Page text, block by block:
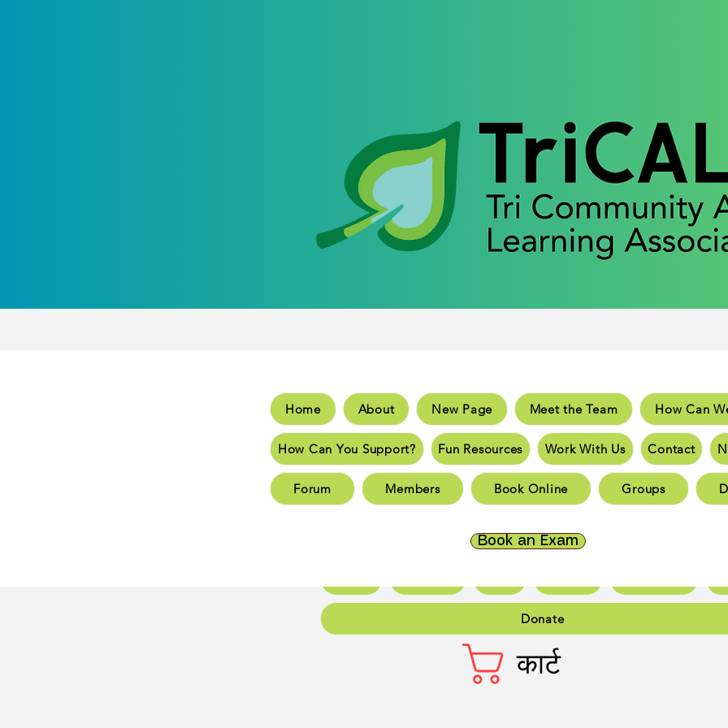
Home New Page Meet the Team How Can We
How Can You Support? Fun Resources Work With Us New
New Page New Page New Page New
New Page New Page
Donate
Home About New Page Meet the Team How Can
How Can You Support? Fun Resources Work With Us Contact
Forum Members Book Online Groups
Book an Exam
कार्ट